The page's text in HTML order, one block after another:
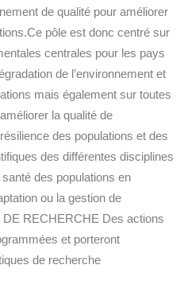
de qualité pour améliorer
pôle est donc centré sur
centrales pour les pays
de l’environnement et
mais également sur toutes
la qualité de
des populations et des
des différentes disciplines
des populations en
ou la gestion de
DE RECHERCHE Des actions
et porteront
de recherche